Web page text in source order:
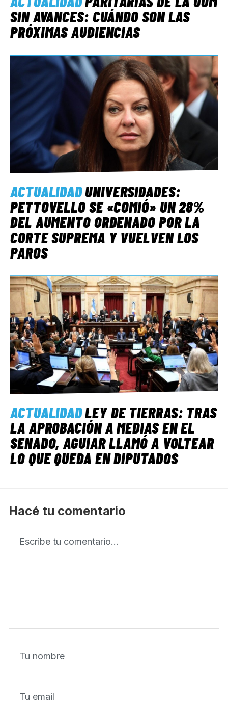
SIN AVANCES: CUÁNDO SON LAS
PRÓXIMAS AUDIENCIAS
ACTUALIDADUNIVERSIDADES:
PETTOVELLO SE «COMIÓ» UN 28%
DEL AUMENTO ORDENADO POR LA
CORTE SUPREMA Y VUELVEN LOS
PAROS
ACTUALIDADLEY DE TIERRAS: TRAS
LA APROBACIÓN A MEDIAS EN EL
SENADO, AGUIAR LLAMÓ A VOLTEAR
LO QUE QUEDA EN DIPUTADOS
Hacé tu comentario